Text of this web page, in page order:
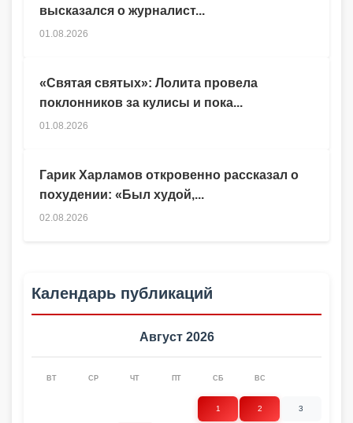
Гарик Харламов откровенно рассказал о
похудении: «Был худой,...
02.08.2026
высказался о журналист...
01.08.2026
«Святая святых»: Лолита провела
поклонников за кулисы и пока...
01.08.2026
Календарь публикаций
Август 2026
ВТ СР ЧТ ПТ СБ ВС
1 2 3